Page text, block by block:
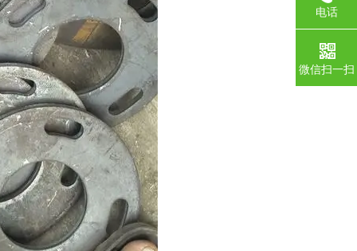
电话
微信扫一扫